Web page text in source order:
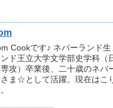
Cookです♪ ネバーランド
ド王立大学文学部史学科（
専攻）卒業後、二十歳のネバ
ま☆として活躍。現在はこ